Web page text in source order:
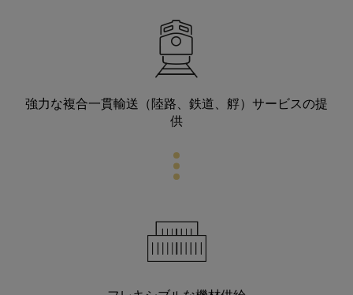
強力な複合一貫輸送（陸路、鉄道、艀）サービスの提
供